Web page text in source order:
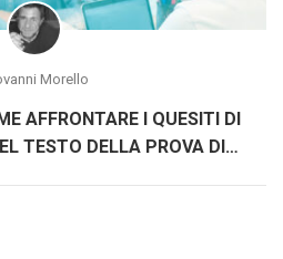
Morello
AFFRONTARE I QUESITI DI
TESTO DELLA PROVA DI